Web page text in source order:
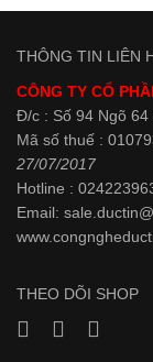
THÔNG TIN LIÊN
CÔNG TY CỔ
Đ/c : Số 94 Ngõ 64
Mã số thuế :
27/07/2017
Hotline :
Email:
www.
THEO DÕI SHOP